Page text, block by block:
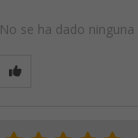
No se ha dado